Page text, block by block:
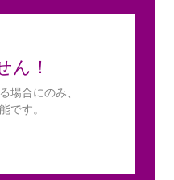
ん！
場合にのみ、
です。